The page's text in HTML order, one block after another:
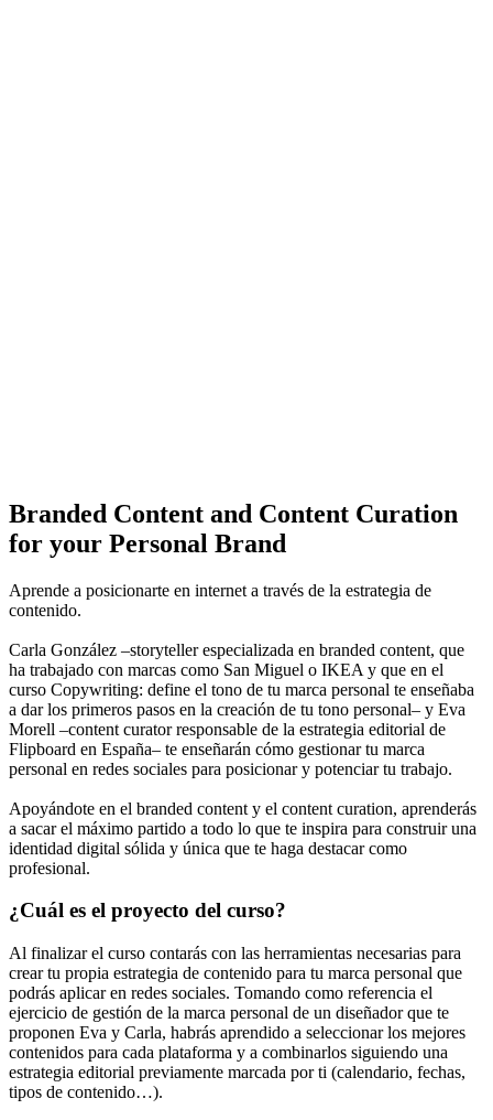
Branded Content and Content Curation
for your Personal Brand
Aprende a posicionarte en internet a través de la estrategia de
contenido.
Carla González –storyteller especializada en branded content, que
ha trabajado con marcas como San Miguel o IKEA y que en el
curso Copywriting: define el tono de tu marca personal te enseñaba
a dar los primeros pasos en la creación de tu tono personal– y Eva
Morell –content curator responsable de la estrategia editorial de
Flipboard en España– te enseñarán cómo gestionar tu marca
personal en redes sociales para posicionar y potenciar tu trabajo.
Apoyándote en el branded content y el content curation, aprenderás
a sacar el máximo partido a todo lo que te inspira para construir una
identidad digital sólida y única que te haga destacar como
profesional.
¿Cuál es el proyecto del curso?
Al finalizar el curso contarás con las herramientas necesarias para
crear tu propia estrategia de contenido para tu marca personal que
podrás aplicar en redes sociales. Tomando como referencia el
ejercicio de gestión de la marca personal de un diseñador que te
proponen Eva y Carla, habrás aprendido a seleccionar los mejores
contenidos para cada plataforma y a combinarlos siguiendo una
estrategia editorial previamente marcada por ti (calendario, fechas,
tipos de contenido…).